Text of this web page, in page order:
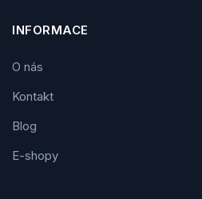
INFORMACE
O nás
Kontakt
Blog
E-shopy